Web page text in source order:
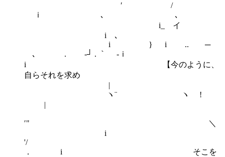
′ /
ｉ ､ ､
i_ イ
i ､
i } i .. ─
､ . ‐┘ . ｀ -ｉ
i 【今のように、
自らそれを求め
|
ゝ ヽ¨ ヽ !
|
′" ＼
i
'/
． i そこを